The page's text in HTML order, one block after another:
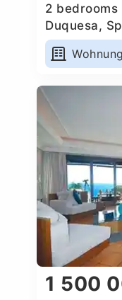
2
Duquesa,
Wohnung
1 500